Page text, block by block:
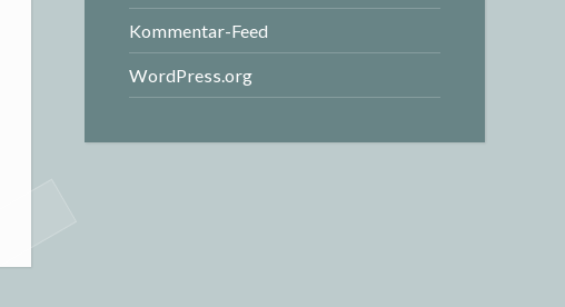
Kommentar-Feed
WordPress.org